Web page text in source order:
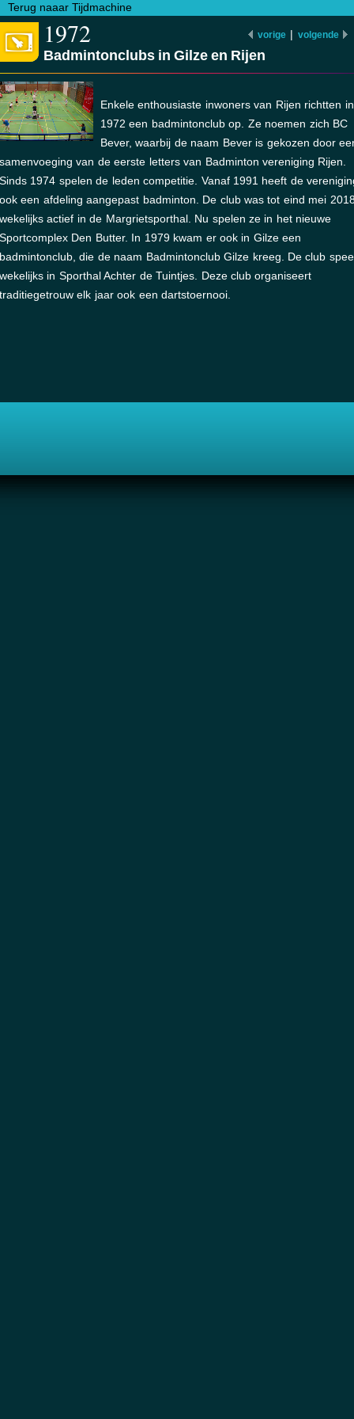
Terug naaar Tijdmachine
vorige | volgende
1972
Badmintonclubs in Gilze en Rijen
Enkele enthousiaste inwoners van Rijen richtten in
1972 een badmintonclub op. Ze noemen zich BC
Bever, waarbij de naam Bever is gekozen door
samenvoeging van de eerste letters van Badminton vereniging Rijen.
Sinds 1974 spelen de leden competitie. Vanaf 1991 heeft de
ook een afdeling aangepast badminton. De club was tot eind mei
wekelijks actief in de Margrietsporthal. Nu spelen ze in het nieuwe
Sportcomplex Den Butter. In 1979 kwam er ook in Gilze een
badmintonclub, die de naam Badmintonclub Gilze kreeg. De club
wekelijks in Sporthal Achter de Tuintjes. Deze club organiseert
traditiegetrouw elk jaar ook een dartstoernooi.